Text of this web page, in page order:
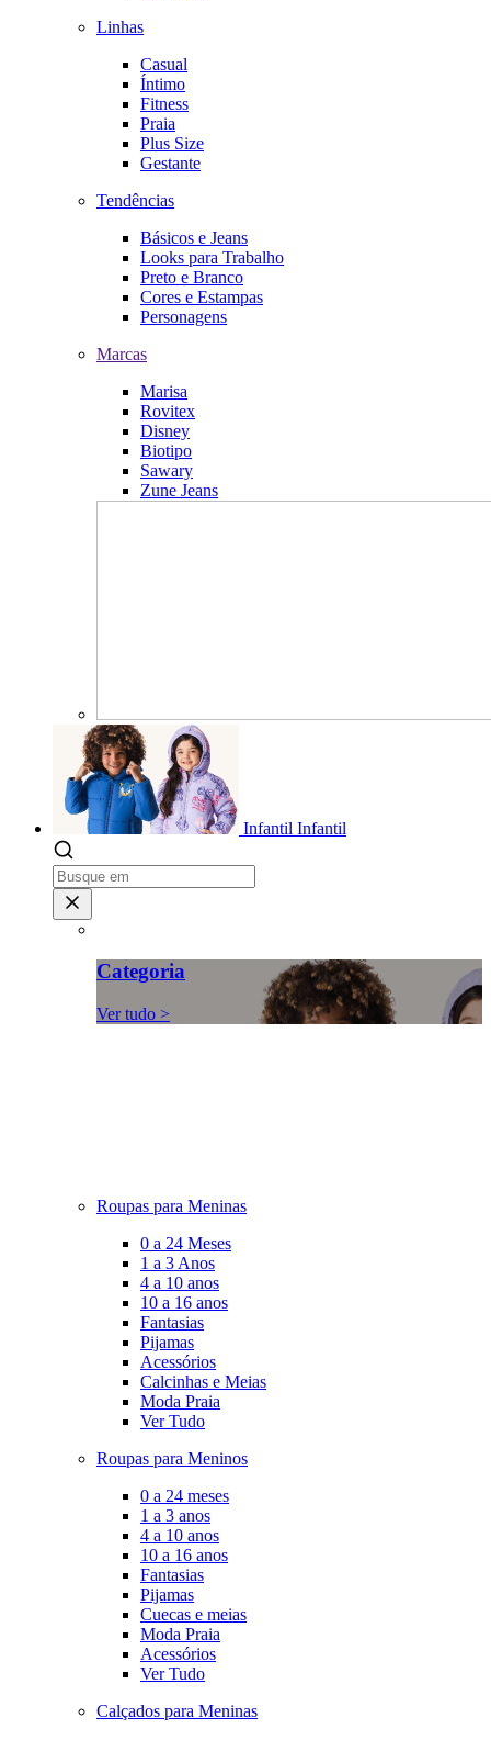
Linhas
Casual
Íntimo
Fitness
Praia
Plus Size
Gestante
Tendências
Básicos e Jeans
Looks para Trabalho
Preto e Branco
Cores e Estampas
Personagens
Marcas
Marisa
Rovitex
Disney
Biotipo
Sawary
Zune Jeans
Infantil Infantil
Categoria
Ver tudo >
Roupas para Meninas
0 a 24 Meses
1 a 3 Anos
4 a 10 anos
10 a 16 anos
Fantasias
Pijamas
Acessórios
Calcinhas e Meias
Moda Praia
Ver Tudo
Roupas para Meninos
0 a 24 meses
1 a 3 anos
4 a 10 anos
10 a 16 anos
Fantasias
Pijamas
Cuecas e meias
Moda Praia
Acessórios
Ver Tudo
Calçados para Meninas